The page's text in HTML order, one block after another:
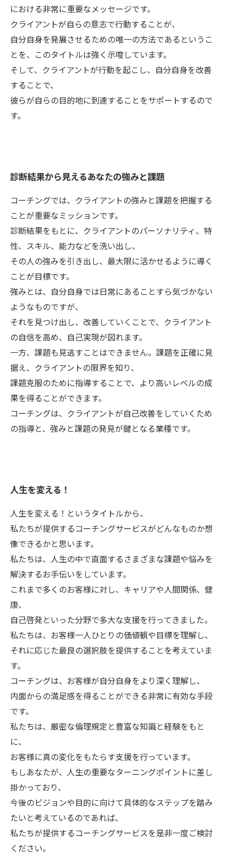
における非常に重要なメッセージです。
クライアントが自らの意志で行動することが、
自分自身を発展させるための唯一の方法であるというこ
とを、このタイトルは強く示唆しています。
そして、クライアントが行動を起こし、自分自身を改善
することで、
彼らが自らの目的地に到達することをサポートするので
す。
診断結果から見えるあなたの強みと課題
コーチングでは、クライアントの強みと課題を把握する
ことが重要なミッションです。
診断結果をもとに、クライアントのパーソナリティ、特
性、スキル、能力などを洗い出し、
その人の強みを引き出し、最大限に活かせるように導く
ことが目標です。
強みとは、自分自身では日常にあることすら気づかない
ようなものですが、
それを見つけ出し、改善していくことで、クライアント
の自信を高め、自己実現が図れます。
一方、課題も見逃すことはできません。課題を正確に見
据え、クライアントの限界を知り、
課題克服のために指導することで、より高いレベルの成
果を得ることができます。
コーチングは、クライアントが自己改善をしていくため
の指導と、強みと課題の発見が鍵となる業種です。
人生を変える！
人生を変える！というタイトルから、
私たちが提供するコーチングサービスがどんなものか想
像できるかと思います。
私たちは、人生の中で直面するさまざまな課題や悩みを
解決するお手伝いをしています。
これまで多くのお客様に対し、キャリアや人間関係、健
康、
自己啓発といった分野で多大な支援を行ってきました。
私たちは、お客様一人ひとりの価値観や目標を理解し、
それに応じた最良の選択肢を提供することを考えていま
す。
コーチングは、お客様が自分自身をより深く理解し、
内面からの満足感を得ることができる非常に有効な手段
です。
私たちは、厳密な倫理規定と豊富な知識と経験をもと
に、
お客様に真の変化をもたらす支援を行っています。
もしあなたが、人生の重要なターニングポイントに差し
掛かっており、
今後のビジョンや目的に向けて具体的なステップを踏み
たいと考えているのであれば、
私たちが提供するコーチングサービスを是非一度ご検討
ください。